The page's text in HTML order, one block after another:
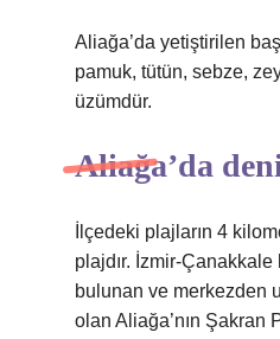
Aliağa’da yetiştirilen
pamuk, tütün, sebze,
üzümdür.
Aliağa’da
İlçedeki plajların 4
plajdır. İzmir-
bulunan ve merkezden
olan Aliağa’nın Şakran